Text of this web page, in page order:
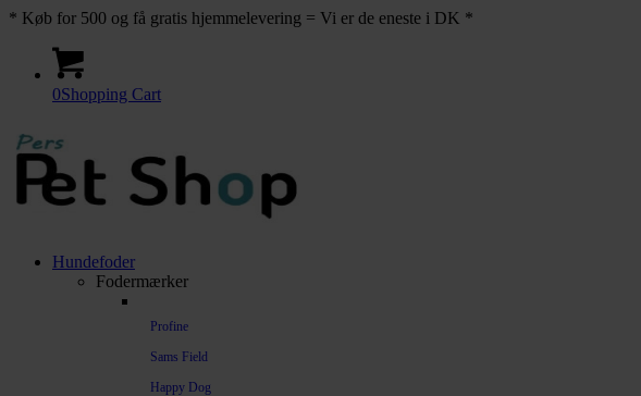
* Køb for 500 og få gratis hjemmelevering = Vi er de eneste i DK *
0Shopping Cart
Hundefoder
Fodermærker
Profine
Sams Field
Happy Dog